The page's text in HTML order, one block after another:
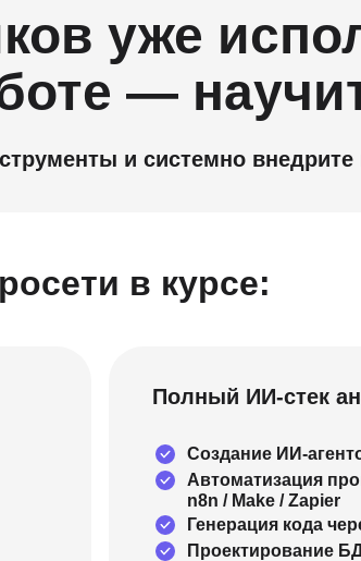
в курсе:
и системно внедрите
уже
—
Создание ИИ-
Автоматизация
n8n / Make / Zapier
Генерация кода
Проектирование
Полный ИИ-стек